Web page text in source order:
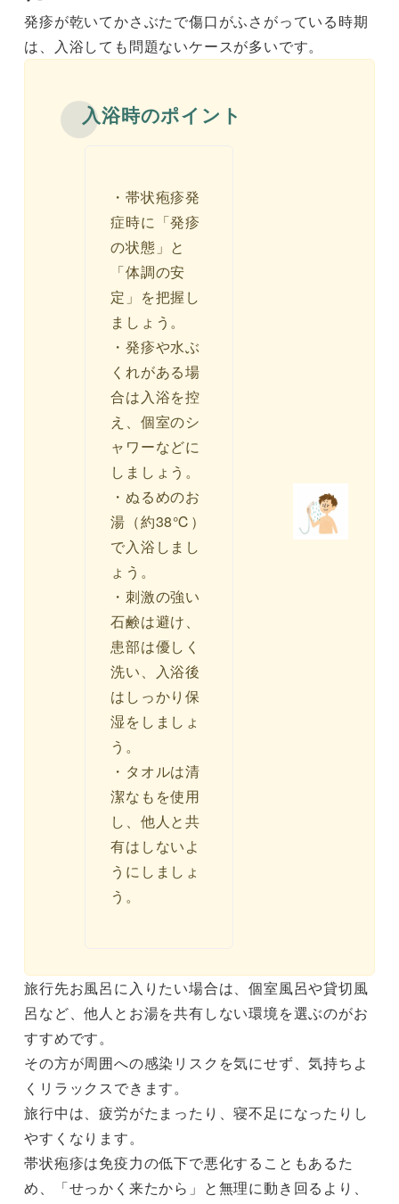
発疹が乾いてかさぶたで傷口がふさがっている時期
は、入浴しても問題ないケースが多いです。
入浴時のポイント
・帯状疱疹発
症時に「発疹
の状態」と
「体調の安
定」を把握し
ましょう。
・発疹や水ぶ
くれがある場
合は入浴を控
え、個室のシ
ャワーなどに
しましょう。
・ぬるめのお
湯（約38℃）
で入浴しまし
ょう。
・刺激の強い
石鹸は避け、
患部は優しく
洗い、入浴後
はしっかり保
湿をしましょ
う。
・タオルは清
潔なもを使用
し、他人と共
有はしないよ
うにしましょ
う。
旅行先お風呂に入りたい場合は、個室風呂や貸切風
呂など、他人とお湯を共有しない環境を選ぶのがお
すすめです。
その方が周囲への感染リスクを気にせず、気持ちよ
くリラックスできます。
旅行中は、疲労がたまったり、寝不足になったりし
やすくなります。
帯状疱疹は免疫力の低下で悪化することもあるた
め、「せっかく来たから」と無理に動き回るより、